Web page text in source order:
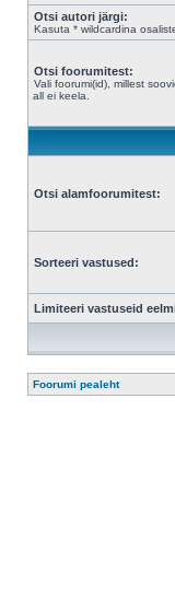
Otsi autori järgi:
Kasuta * wildcardina
Otsi foorumitest:
Vali foorumi(id), millest
all ei keela.
Otsi alamfoorumitest:
Sorteeri vastused:
Limiteeri vastuseid
Foorumi pealeht